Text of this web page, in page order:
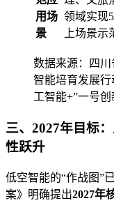
用场
景
领域实现
上场景示
数据来源：四
智能培育发展行
工智能+”一号创
三、2027年目标
性跃升
低空智能的“作战图”
案》明确提出2027年